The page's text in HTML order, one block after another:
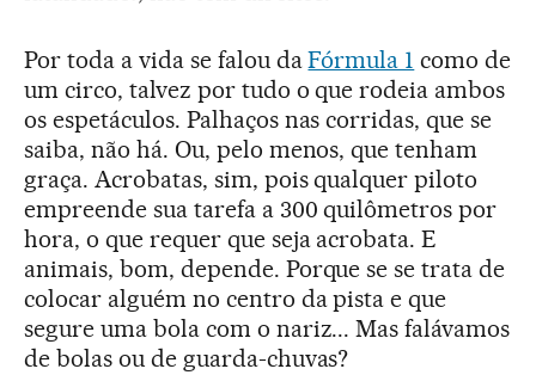
Por toda a vida se falou daFórmula 1 como de
um circo, talvez por tudo o que rodeia ambos
os espetáculos. Palhaços nas corridas, que se
saiba, não há. Ou, pelo menos, que tenham
graça. Acrobatas, sim, pois qualquer piloto
empreende sua tarefa a 300 quilômetros por
hora, o que requer que seja acrobata. E
animais, bom, depende. Porque se se trata de
colocar alguém no centro da pista e que
segure uma bola com o nariz... Mas falávamos
de bolas ou de guarda-chuvas?